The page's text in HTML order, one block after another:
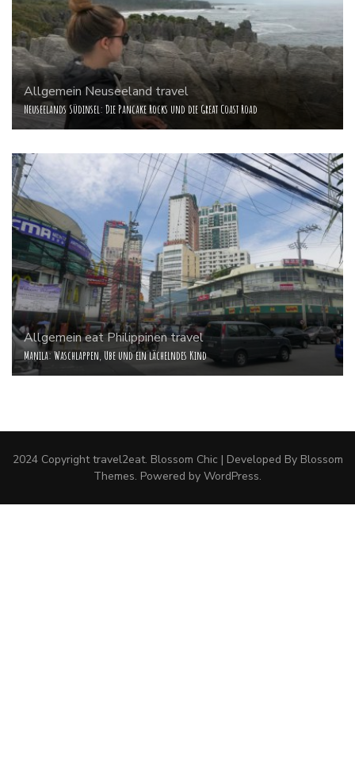
Allgemein Neuseeland travel
Neuseelands Südinsel: Die Pancake Rocks und die Great Coast Road
AllgemeineatPhilippinentravel
Manila: Waschlappen, Ube und ein lächelndes Kind
2024 Copyrighttravel2eat. Blossom Chic | Developed By Blossom
Themes. Powered by WordPress.